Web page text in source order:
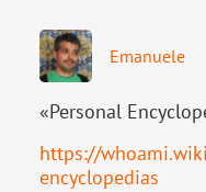
Emanuele
«Personal
https://
encyclopedias